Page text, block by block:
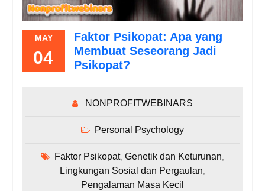
MAY
04
Faktor Psikopat: Apa yang
Membuat Seseorang Jadi
Psikopat?
NONPROFITWEBINARS
Personal Psychology
Faktor Psikopat, Genetik dan Keturunan
Lingkungan Sosial dan Pergaulan
Pengalaman Masa Kecil